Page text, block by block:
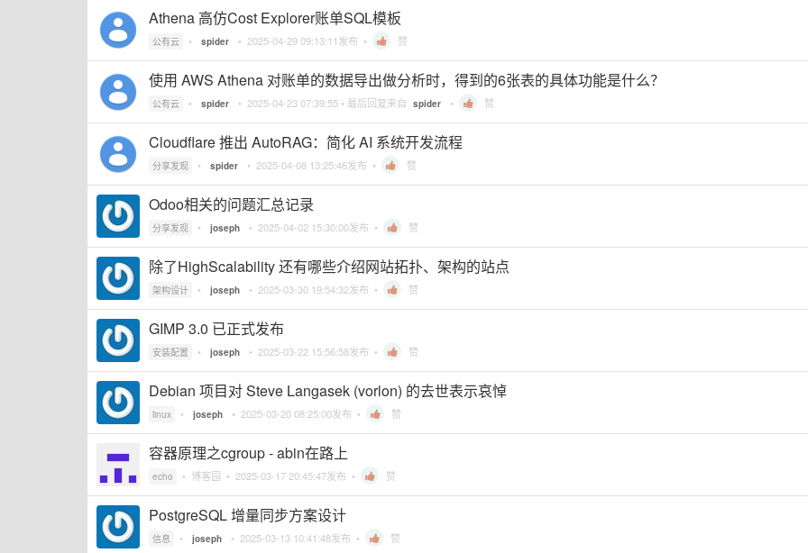
Athena 高仿Cost Explorer账单SQL模板
公有云 • spider • 2025-04-29 09:13:11发布 • 赞
使用 AWS Athena 对账单的数据导出做分析时，得到的6张表的具体功能是什么？
公有云 • spider • 2025-04-23 07:39:55 • 最后回复来自 spider • 赞
Cloudflare 推出 AutoRAG：简化 AI 系统开发流程
分享发现 • spider • 2025-04-08 13:25:46发布 • 赞
Odoo相关的问题汇总记录
分享发现 • joseph • 2025-04-02 15:30:00发布 • 赞
除了HighScalability 还有哪些介绍网站拓扑、架构的站点
架构设计 • joseph • 2025-03-30 19:54:32发布 • 赞
GIMP 3.0 已正式发布
安装配置 • joseph • 2025-03-22 15:56:58发布 • 赞
Debian 项目对 Steve Langasek (vorlon) 的去世表示哀悼
linux • joseph • 2025-03-20 08:25:00发布 • 赞
容器原理之cgroup - abin在路上
echo • 博客园 • 2025-03-17 20:45:47发布 • 赞
PostgreSQL 增量同步方案设计
信息 • joseph • 2025-03-13 10:41:48发布 • 赞